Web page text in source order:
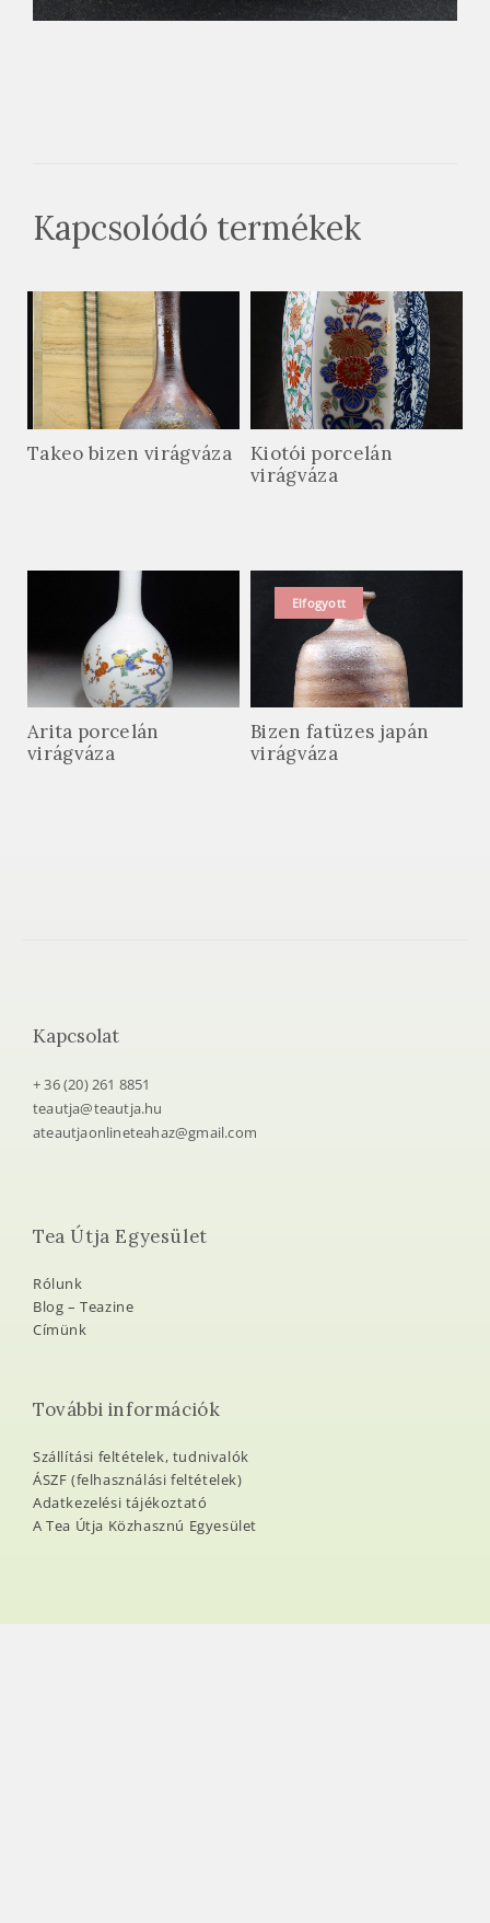
Kapcsolódó termékek
Takeo bizen virágváza
Kiotói porcelán
virágváza
Arita porcelán
virágváza
Elfogyott
Bizen fatüzes japán
virágváza
Kapcsolat
+ 36 (20) 261 8851
teautja@teautja.hu
ateautjaonlineteahaz@gmail.com
Tea Útja Egyesület
Rólunk
Blog – Teazine
Címünk
További információk
Szállítási feltételek, tudnivalók
ÁSZF (felhasználási feltételek)
Adatkezelési tájékoztató
A Tea Útja Közhasznú Egyesület